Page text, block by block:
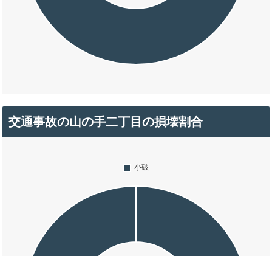
交通事故の山の手二丁目の損壊割合